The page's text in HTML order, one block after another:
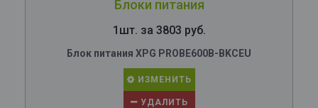
Блоки питания
1шт. за 3803 руб.
Блок питания XPG PROBE600B-BKCEU
ИЗМЕНИТЬ
УДАЛИТЬ